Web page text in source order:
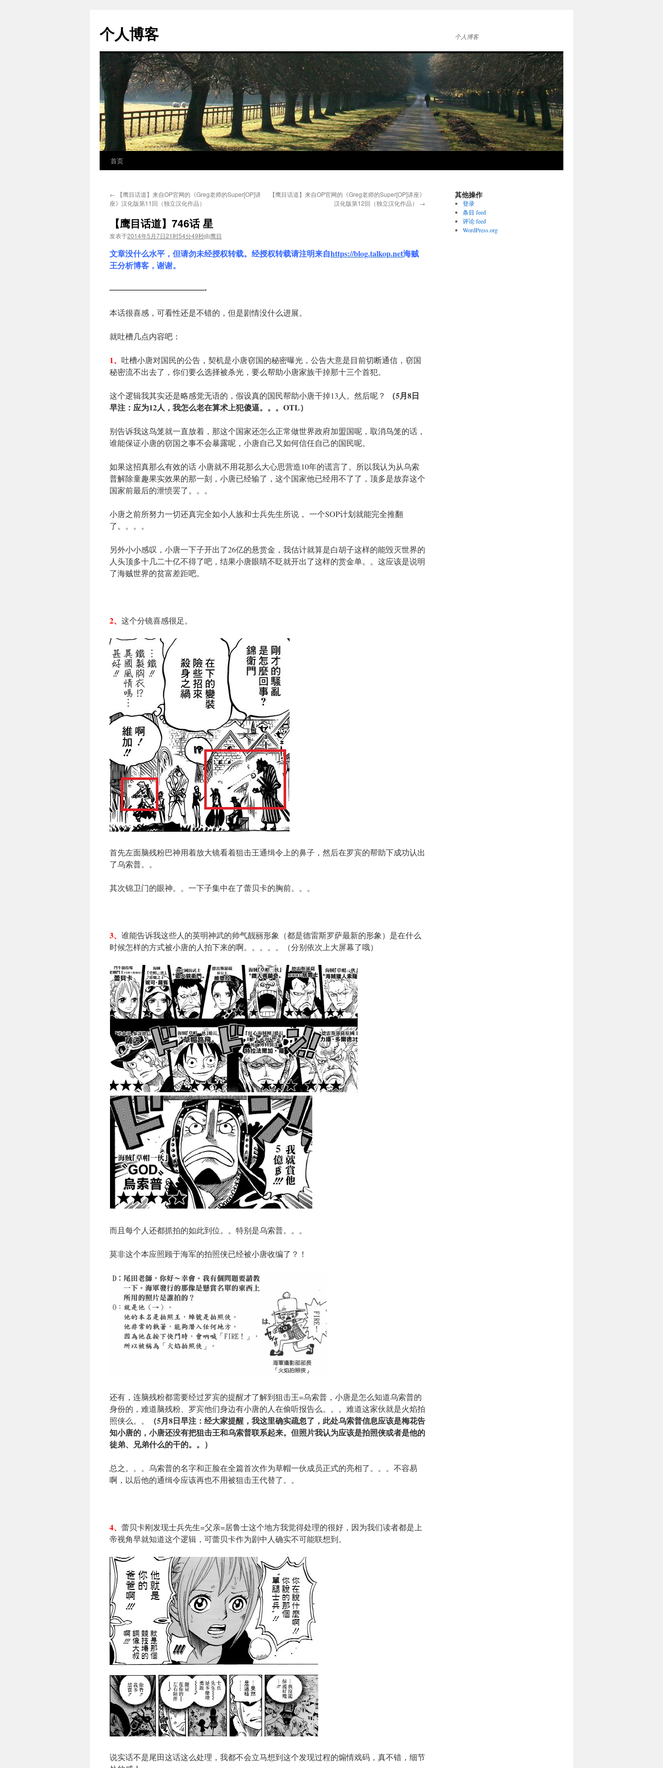
个人博客 个人博客
首页
← 【鹰目话道】来自OP官网的《Greg老师的Super[OP]讲
座》汉化版第11回（独立汉化作品）
【鹰目话道】来自OP官网的《Greg老师的Super[OP]讲座》
汉化版第12回（独立汉化作品） →
【鹰目话道】746话 星
发表于2014年5月7日21时54分49秒由鹰目
文章没什么水平，但请勿未经授权转载。经授权转载请注明来自https://blog.talkop.net海贼
王分析博客，谢谢。
————————————-
本话很喜感，可看性还是不错的，但是剧情没什么进展。
就吐槽几点内容吧：
1、 吐槽小唐对国民的公告，契机是小唐窃国的秘密曝光，公告大意是目前切断通信，窃国
秘密流不出去了，你们要么选择被杀光，要么帮助小唐家族干掉那十三个首犯。
这个逻辑我其实还是略感觉无语的，假设真的国民帮助小唐干掉13人。然后呢？
（5月8日
早注：应为12人，我怎么老在算术上犯傻逼。。。OTL）
别告诉我这鸟笼就一直放着，那这个国家还怎么正常做世界政府加盟国呢，取消鸟笼的话，
谁能保证小唐的窃国之事不会暴露呢，小唐自己又如何信任自己的国民呢。
如果这招真那么有效的话 小唐就不用花那么大心思营造10年的谎言了。所以我认为从乌索
普解除童趣果实效果的那一刻，小唐已经输了，这个国家他已经用不了了，顶多是放弃这个
国家前最后的泄愤罢了。。。
小唐之前所努力一切还真完全如小人族和士兵先生所说， 一个SOP计划就能完全推翻
了。。。。
另外小小感叹，小唐一下子开出了26亿的悬赏金，我估计就算是白胡子这样的能毁灭世界的
人头顶多十几二十亿不得了吧，结果小唐眼睛不眨就开出了这样的赏金单。。这应该是说明
了海贼世界的贫富差距吧。
2、 这个分镜喜感很足。
首先左面脑残粉巴神用着放大镜看着狙击王通缉令上的鼻子，然后在罗宾的帮助下成功认出
了乌索普。。
其次锦卫门的眼神。。一下子集中在了蕾贝卡的胸前。。。
3、 谁能告诉我这些人的英明神武的帅气靓丽形象（都是德雷斯罗萨最新的形象）是在什么
时候怎样的方式被小唐的人拍下来的啊。。。。。（分别依次上大屏幕了哦）
而且每个人还都抓拍的如此到位。。特别是乌索普。。。
莫非这个本应照顾于海军的拍照侠已经被小唐收编了？！
还有，连脑残粉都需要经过罗宾的提醒才了解到狙击王=乌索普，小唐是怎么知道乌索普的
身份的，难道脑残粉、罗宾他们身边有小唐的人在偷听报告么。。。难道这家伙就是火焰拍
照侠么。。
（5月8日早注：经大家提醒，我这里确实疏忽了，此处乌索普信息应该是梅花告
知小唐的，小唐还没有把狙击王和乌索普联系起来。但照片我认为应该是拍照侠或者是他的
徒弟、兄弟什么的干的。。）
总之。。。乌索普的名字和正脸在全篇首次作为草帽一伙成员正式的亮相了。。。不容易
啊，以后他的通缉令应该再也不用被狙击王代替了。。
4、 蕾贝卡刚发现士兵先生=父亲=居鲁士这个地方我觉得处理的很好，因为我们读者都是上
帝视角早就知道这个逻辑，可蕾贝卡作为剧中人确实不可能联想到。
说实话不是尾田这话这么处理，我都不会立马想到这个发现过程的煽情戏码，真不错，细节
其他操作
登录
条目 feed
评论 feed
WordPress.org